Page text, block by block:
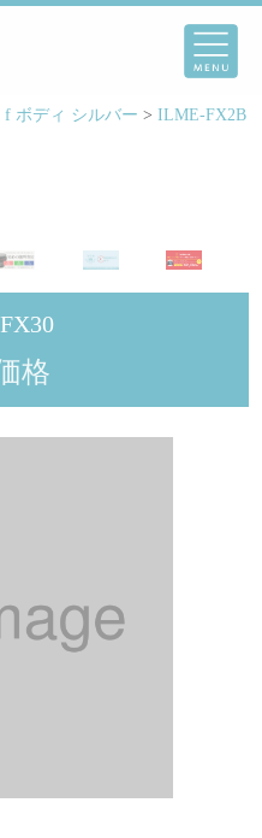
f ボディ シルバー >ILME-FX2B
格